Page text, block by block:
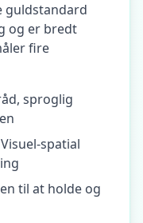
guldstandard
og er bredt
fire
sproglig
Visuel-spatial
til at holde og